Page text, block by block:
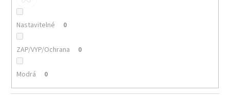
Nastavitelné 0
ZAP/VYP/Ochrana 0
Modrá 0